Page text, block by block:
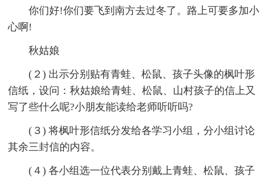
你们好!你们要飞到南方去过冬了。路上可要多加小
心啊!
秋姑娘
(２) 出示分别贴有青蛙、松鼠、孩子头像的枫叶形
信纸，设问：秋姑娘给青蛙、松鼠、山村孩子的信上又
写了些什么呢?小朋友能读给老师听听吗?
(３) 将枫叶形信纸分发给各学习小组，分小组讨论
其余三封信的内容。
(４) 各小组选一位代表分别戴上青蛙、松鼠、孩子